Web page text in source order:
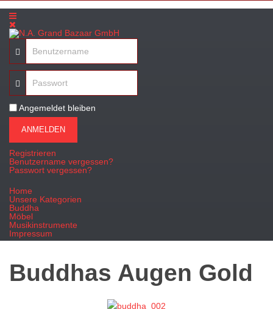
Angemeldet bleiben
ANMELDEN
Registrieren
Benutzername vergessen?
Passwort vergessen?
Home
Unsere Kategorien
Buddha
Möbel
Musikinstrumente
Impressum
Buddhas Augen Gold